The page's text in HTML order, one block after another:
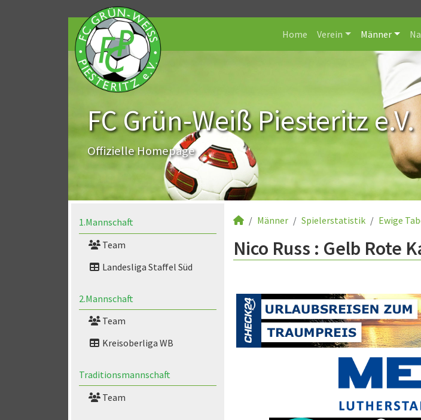
Home Verein Männer
FC Grün-Weiß Piesteritz e.V.
Offizielle Homepage
1.Mannschaft
Team
Landesliga Staffel Süd
2.Mannschaft
Team
Kreisoberliga WB
Traditionsmannschaft
Team
Männer Spielerstatistik Ewige
Nico Russ : Gelb Rote